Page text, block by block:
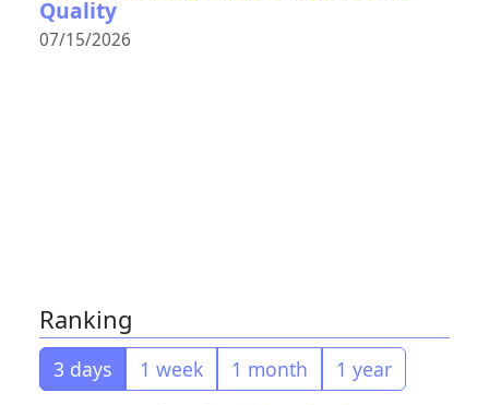
Quality
07/15/2026
Ranking
3 days 1 week 1 month 1 year